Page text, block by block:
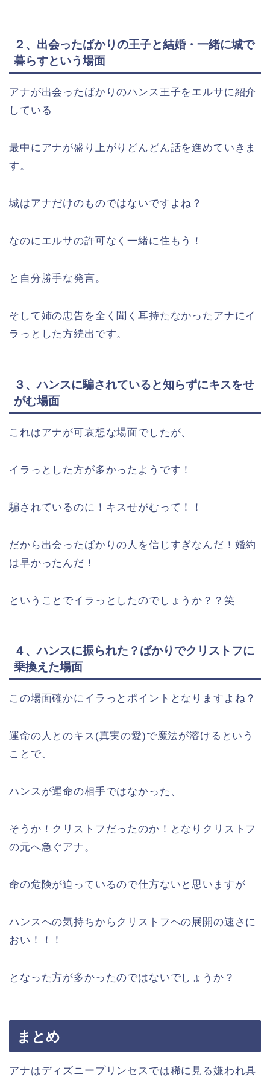
２、出会ったばかりの王子と結婚・一緒に城で
暮らすという場面
アナが出会ったばかりのハンス王子をエルサに紹介
している
最中にアナが盛り上がりどんどん話を進めていきま
す。
城はアナだけのものではないですよね？
なのにエルサの許可なく一緒に住もう！
と自分勝手な発言。
そして姉の忠告を全く聞く耳持たなかったアナにイ
ラっとした方続出です。
３、ハンスに騙されていると知らずにキスをせ
がむ場面
これはアナが可哀想な場面でしたが、
イラっとした方が多かったようです！
騙されているのに！キスせがむって！！
だから出会ったばかりの人を信じすぎなんだ！婚約
は早かったんだ！
ということでイラっとしたのでしょうか？？笑
４、ハンスに振られた？ばかりでクリストフに
乗換えた場面
この場面確かにイラっとポイントとなりますよね？
運命の人とのキス(真実の愛)で魔法が溶けるという
ことで、
ハンスが運命の相手ではなかった、
そうか！クリストフだったのか！となりクリストフ
の元へ急ぐアナ。
命の危険が迫っているので仕方ないと思いますが
ハンスへの気持ちからクリストフへの展開の速さに
おい！！！
となった方が多かったのではないでしょうか？
まとめ
アナはディズニープリンセスでは稀に見る嫌われ具